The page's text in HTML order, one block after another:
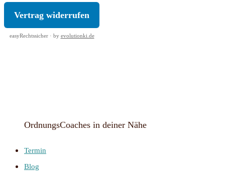
Vertrag widerrufen
easyRechtssicher · by evolutionki.de
OrdnungsCoaches in deiner Nähe
Termin
Blog